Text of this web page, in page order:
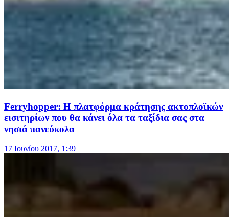
Ferryhopper: Η πλατφόρμα κράτησης ακτοπλοϊκών
εισιτηρίων που θα κάνει όλα τα ταξίδια σας στα
νησιά πανεύκολα
17 Ιουνίου 2017, 1:39